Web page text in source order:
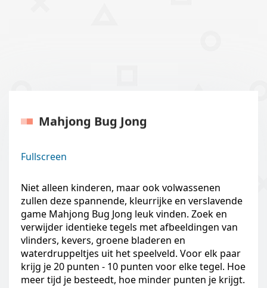
Mahjong Bug Jong
Fullscreen
Niet alleen kinderen, maar ook volwassenen
zullen deze spannende, kleurrijke en verslavende
game Mahjong Bug Jong leuk vinden. Zoek en
verwijder identieke tegels met afbeeldingen van
vlinders, kevers, groene bladeren en
waterdruppeltjes uit het speelveld. Voor elk paar
krijg je 20 punten - 10 punten voor elke tegel. Hoe
meer tijd je besteedt, hoe minder punten je krijgt.